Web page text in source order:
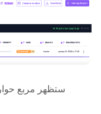
ستظهر مربع